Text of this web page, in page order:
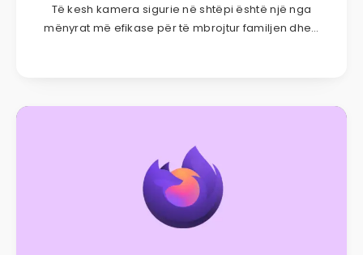
Të kesh kamera sigurie në shtëpi është një nga
mënyrat më efikase për të mbrojtur familjen dhe…